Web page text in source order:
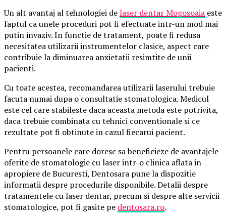
Un alt avantaj al tehnologiei delaser dentar Mogosoaia este
faptul ca unele proceduri pot fi efectuate intr-un mod mai
putin invaziv. In functie de tratament, poate fi redusa
necesitatea utilizarii instrumentelor clasice, aspect care
contribuie la diminuarea anxietatii resimtite de unii
pacienti.
Cu toate acestea, recomandarea utilizarii laserului trebuie
facuta numai dupa o consultatie stomatologica. Medicul
este cel care stabileste daca aceasta metoda este potrivita,
daca trebuie combinata cu tehnici conventionale si ce
rezultate pot fi obtinute in cazul fiecarui pacient.
Pentru persoanele care doresc sa beneficieze de avantajele
oferite de stomatologie cu laser intr-o clinica aflata in
apropiere de Bucuresti, Dentosara pune la dispozitie
informatii despre procedurile disponibile. Detalii despre
tratamentele cu laser dentar, precum si despre alte servicii
stomatologice, pot fi gasite pe dentosara.ro.